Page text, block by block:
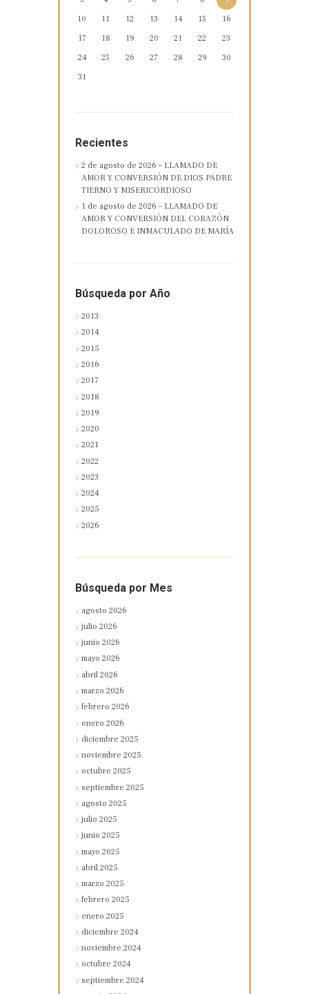
10
11 12 13 14 15
16
17
18 19 20 21 22
23
24
25 26 27 28 29
30
31
Recientes
2 de agosto de 2026 – LLAMADO DE
AMOR Y CONVERSIÓN DE DIOS PADRE
TIERNO Y MISERICORDIOSO
1 de agosto de 2026 – LLAMADO DE
AMOR Y CONVERSIÓN DEL CORAZÓN
DOLOROSO E INMACULADO DE MARÍA
Búsqueda por Año
2013
2014
2015
2016
2017
2018
2019
2020
2021
2022
2023
2024
2025
2026
Búsqueda por Mes
agosto2026
julio2026
junio2026
mayo2026
abril2026
marzo2026
febrero2026
enero2026
diciembre2025
noviembre2025
octubre2025
septiembre2025
agosto2025
julio2025
junio2025
mayo2025
abril2025
marzo2025
febrero2025
enero2025
diciembre2024
noviembre2024
octubre2024
septiembre2024